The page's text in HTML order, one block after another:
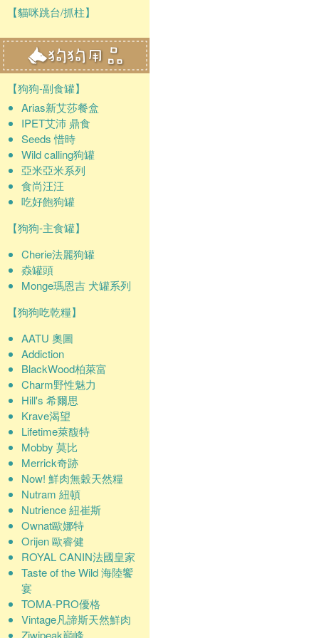
【貓咪跳台/抓柱】
【狗狗-副食罐】
Arias新艾莎餐盒
IPET艾沛 鼎食
Seeds 惜時
Wild calling狗罐
亞米亞米系列
食尚汪汪
吃好飽狗罐
【狗狗-主食罐】
Cherie法麗狗罐
猋罐頭
Monge瑪恩吉 犬罐系列
【狗狗吃乾糧】
AATU 奧圖
Addiction
BlackWood柏萊富
Charm野性魅力
Hill's 希爾思
Krave渴望
Lifetime萊馥特
Mobby 莫比
Merrick奇跡
Now! 鮮肉無穀天然糧
Nutram 紐頓
Nutrience 紐崔斯
Ownat歐娜特
Orijen 歐睿健
ROYAL CANIN法國皇家
Taste of the Wild 海陸饗
宴
TOMA-PRO優格
Vintage凡諦斯天然鮮肉
Ziwipeak巔峰